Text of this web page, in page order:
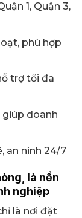
1, Quận 3,
phù hợp
trợ tối đa
giúp doanh
an ninh 24/7
là nền
nghiệp
là nơi đặt